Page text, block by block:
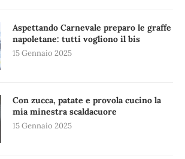
Aspettando Carnevale preparo le graffe
napoletane: tutti vogliono il bis
15 Gennaio 2025
Con zucca, patate e provola cucino la
mia minestra scaldacuore
15 Gennaio 2025